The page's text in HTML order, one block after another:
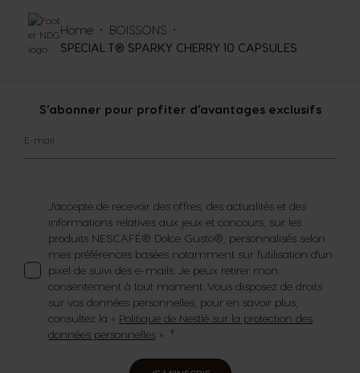
S’abonner pour profiter d’avantages exclusifs
E-mail
J'accepte de recevoir des offres, des actualités et des
informations relatives aux jeux et concours, sur les
produits NESCAFÉ® Dolce Gusto®, personnalisés selon
mes préférences basées notamment sur l'utilisation d'un
pixel de suivi des e-mails. Je peux retirer mon
consentement à tout moment. Vous disposez de droits
sur vos données personnelles, pour en savoir plus,
consultez la « Politique de Nestlé sur la protection des
données personnelles ».
Home
BOISSONS
SPECIAL.T® SPARKY CHERRY 10 CAPSULES